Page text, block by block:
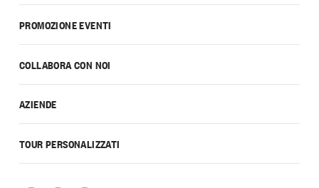
PROMOZIONE EVENTI
COLLABORA CON NOI
AZIENDE
TOUR PERSONALIZZATI